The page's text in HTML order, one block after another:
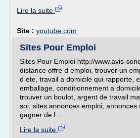
Lire la suite
Site : youtube.com
Sites Pour Emploi
Sites Pour Emploi http://www.avis-
distance offre d emploi, trouver un
d ete, travail a domicile qui rapporte,
emballage, conditionnement a
trouver un boulot, argent de travail
soi, sites annonces emploi,
gagner de l...
Lire la suite